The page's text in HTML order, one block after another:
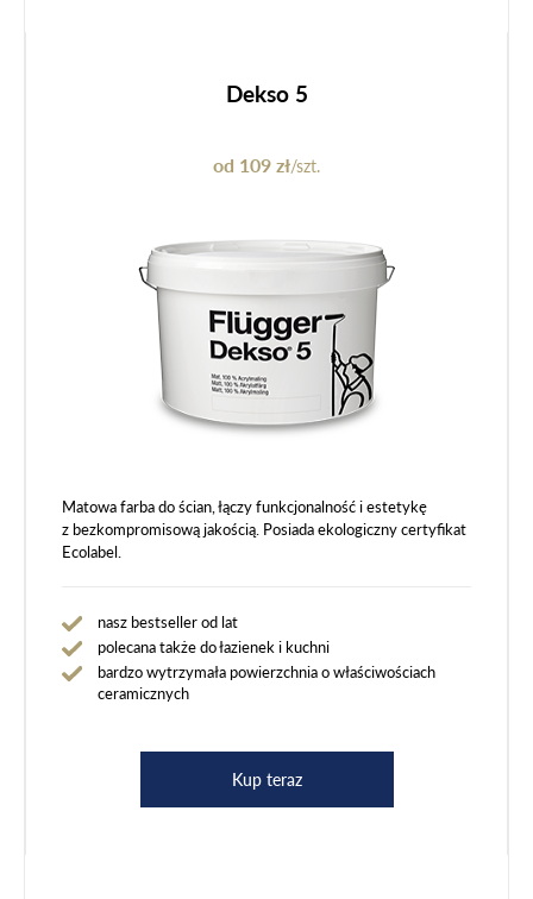
Dekso 5
od 109 zł/szt.
Matowa farba do ścian, łączy funkcjonalność i estetykę
z bezkompromisową jakością. Posiada ekologiczny certyfikat
Ecolabel.
nasz bestseller od lat
polecana także do łazienek i kuchni
bardzo wytrzymała powierzchnia o właściwościach
ceramicznych
Kup teraz